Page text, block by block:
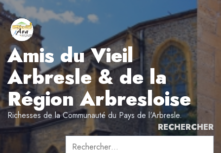
Aller
au
contenu
Amis du Vieil
Arbresle & de la
Région Arbresloise
Richesses de la Communauté du Pays de l'Arbresle.
RECHERCHER
Rechercher :